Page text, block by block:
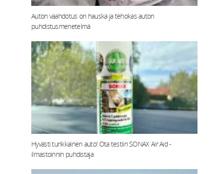
Auton vaahdotus on hauska ja tehokas auton
puhdistusmenetelmä
Hyvästi tunkkainen auto! Ota testiin SONAX Air Aid -
ilmastoinnin puhdistaja